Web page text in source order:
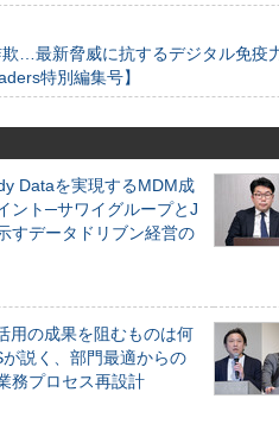
…最新脅威に抗するデジタル免疫
特別編集号】
Dataを実現するMDM成
ント─サワイグループとJ
すデータドリブン経営の
用の成果を阻むものは何
説く、部門最適からの
務プロセス再設計